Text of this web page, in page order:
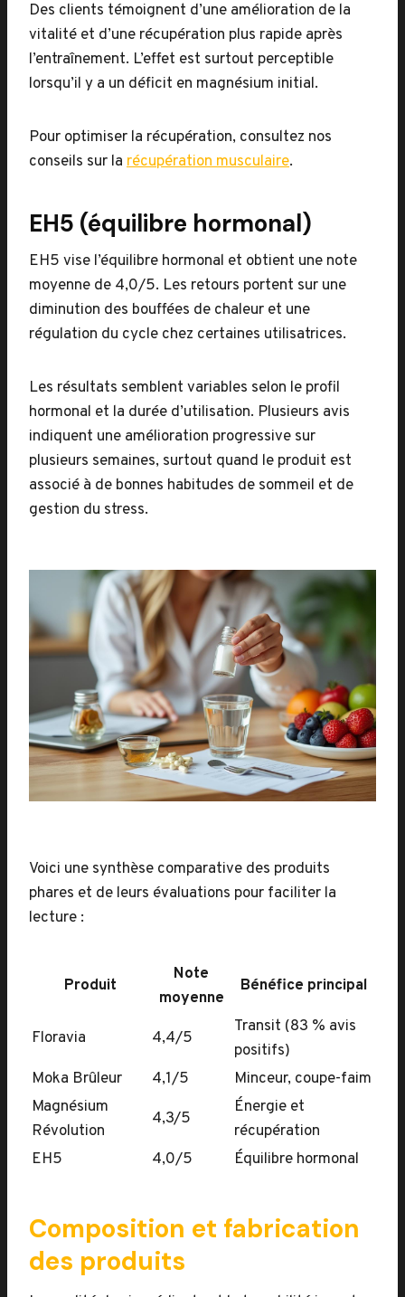
Des clients témoignent d’une amélioration de la
vitalité et d’une récupération plus rapide après
l’entraînement. L’effet est surtout perceptible
lorsqu’il y a un déficit en magnésium initial.
Pour optimiser la récupération, consultez nos
conseils sur la récupération musculaire.
EH5 (équilibre hormonal)
EH5 vise l’équilibre hormonal et obtient une note
moyenne de 4,0/5. Les retours portent sur une
diminution des bouffées de chaleur et une
régulation du cycle chez certaines utilisatrices.
Les résultats semblent variables selon le profil
hormonal et la durée d’utilisation. Plusieurs avis
indiquent une amélioration progressive sur
plusieurs semaines, surtout quand le produit est
associé à de bonnes habitudes de sommeil et de
gestion du stress.
Voici une synthèse comparative des produits
phares et de leurs évaluations pour faciliter la
lecture :
Produit
Note
moyenne
Bénéfice principal
Floravia 4,4/5
Transit (83 % avis
positifs)
Moka Brûleur
4,1/5
Minceur, coupe-faim
Magnésium
Révolution
4,3/5
Énergie et
récupération
EH5
4,0/5 Équilibre hormonal
Composition et fabrication
des produits